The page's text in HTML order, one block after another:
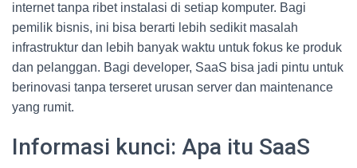
internet tanpa ribet instalasi di setiap komputer. Bagi
pemilik bisnis, ini bisa berarti lebih sedikit masalah
infrastruktur dan lebih banyak waktu untuk fokus ke produk
dan pelanggan. Bagi developer, SaaS bisa jadi pintu untuk
berinovasi tanpa terseret urusan server dan maintenance
yang rumit.
Informasi kunci: Apa itu SaaS